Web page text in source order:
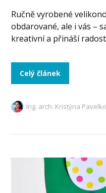
Ručně vyrobené
obdarované, ale i vás –
kreativní a přináší
Celý článek
Ing. arch. Kristýna